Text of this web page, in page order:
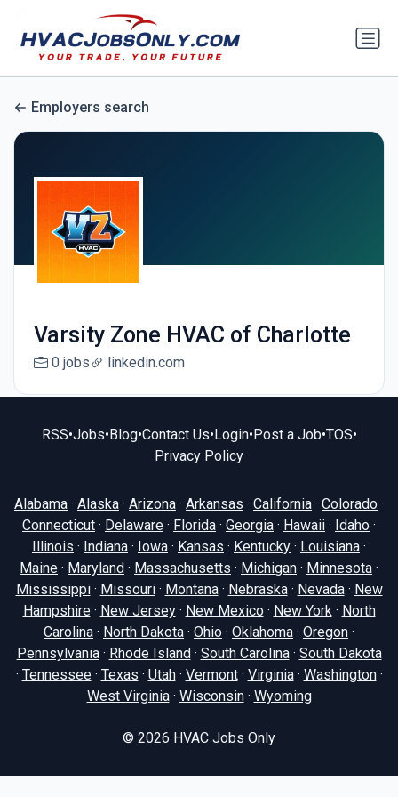
Employers search
Varsity Zone HVAC of Charlotte
0 jobs linkedin.com
RSS•Jobs•Blog•Contact Us•Login•Post a Job•TOS•
Privacy Policy
Alabama · Alaska · Arizona · Arkansas · California · Colorado ·
Connecticut · Delaware · Florida · Georgia · Hawaii · Idaho ·
Illinois · Indiana · Iowa · Kansas · Kentucky · Louisiana ·
Maine · Maryland · Massachusetts · Michigan · Minnesota ·
Mississippi· Missouri· Montana· Nebraska· Nevada· New
Hampshire· New Jersey· New Mexico· New York· North
Carolina · North Dakota · Ohio · Oklahoma · Oregon ·
Pennsylvania· Rhode Island · South Carolina· South Dakota
· Tennessee· Texas · Utah· Vermont· Virginia· Washington·
West Virginia· Wisconsin· Wyoming
© 2026 HVAC Jobs Only